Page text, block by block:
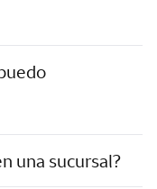
una sucursal?